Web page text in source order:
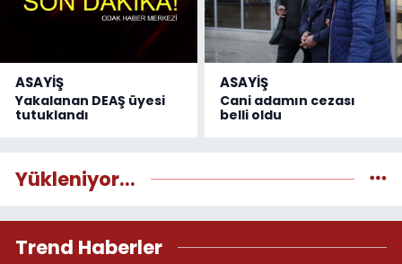
ASAYİŞ
Yakalanan DEAŞ üyesi
tutuklandı
ASAYİŞ
Cani adamın cezası
belli oldu
Yükleniyor...
Trend Haberler